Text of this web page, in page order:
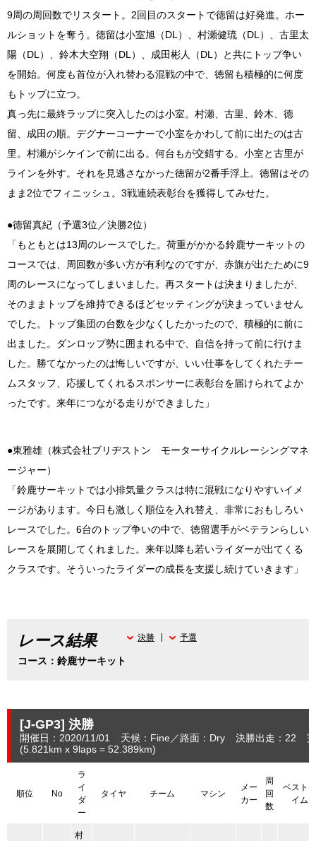
9周の周回数でリスタート。2回目のスタートで徳留は好発進。ホー
ルショットを奪う。徳留は小室旭（DL）、村瀬健琉（DL）、古里太
陽（DL）、鈴木大空翔（DL）、成田彬人（DL）と共にトップ争い
を開始。何度も首位が入れ替わる混戦の中で、徳留も積極的に何度
もトップに立つ。
真っ先に最終ラップに突入したのは小室。村瀬、古里、鈴木、徳
留、成田の順。デグナーコーナーで小室をかわして前に出たのは古
里。村瀬がシケインで前に出る。何台もが交錯する。小室と古里が
ラインを外す。それを見逃さなかった徳留が2番手浮上。徳留はその
まま2位でフィニッシュ。3戦連続表彰台を獲得してみせた。
●徳留真紀（予選3位／決勝2位）
「もともとは13周のレースでした。荷重がかかる鈴鹿サーキットの
コースでは、周回数が多い方が有利なのですが、赤旗が出たために9
周のレースになってしまいました。再スタートは決まりましたが、
そのままトップを維持できるほどセッティングが決まっていません
でした。トップ集団の台数を少なくしたかったので、積極的に前に
出ました。ダンロップ勢に囲まれる中で、自信を持って前に行けま
した。勝てなかったのは悔しいですが、いい仕事をしてくれたチー
ムスタッフ、応援してくれるスポンサーに表彰台を届けられてよか
ったです。来年につながる走りができました」
●東雅雄（株式会社ブリヂストン モーターサイクルレーシングマネ
ージャー）
「鈴鹿サーキットでは小排気量クラスは特に混戦になりやすいイメ
ージがあります。今日も激しく順位を入れ替え、非常におもしろい
レースでした。6台のトップ争いの中で、徳留選手がベテランらしい
レースを展開してくれました。来年以降も若いライダーが出てくる
クラスです。そういったライダーの成長を支援し続けていきます」
レース結果
コース：鈴鹿サーキット
決勝 予選
[J-GP3] 決勝
開催日：2020/11/01 天候：Fine 路面：Dry 決勝出走：22
(5.821km x 9laps = 52.389km)
順位 No
ラ
イ
ダ
ー
タイヤ チーム マシン
メー
カー
周
回
数
ベストタ
イム
村